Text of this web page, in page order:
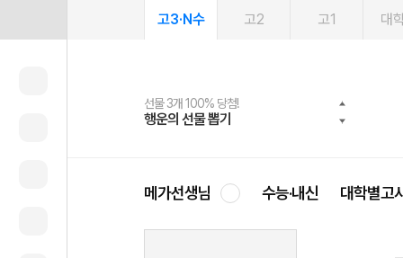
고3·N수 고2 고1 대
선물 3개 100% 당첨!
행운의 선물 뽑기
선물 100% 증정!
메가스터디 X 올리브
여름방학 스터디 캐시백
메가런 썸머스쿨
2027 러셀 단과
강사 공개선발
스마트러닝앱
설문 EVENT
메가패스
3일 무료 체험권
메가패스 수강생 무료혜택!
메가클럽 멤버십
사회공헌 캠페인
희망이룸 메가나눔
메가선생님 수능·내신 대학별고